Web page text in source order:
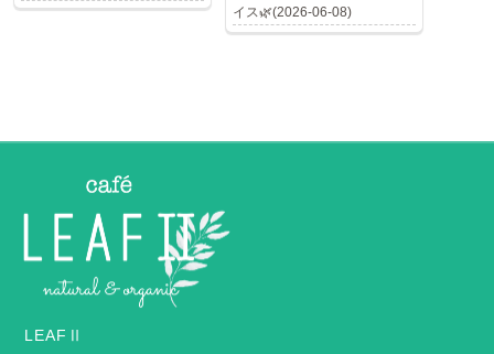
イス🌿(2026-06-08)
LEAFⅡ